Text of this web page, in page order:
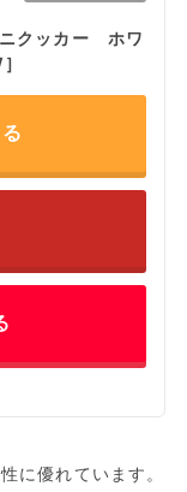
ッカー ホワ
に優れています。